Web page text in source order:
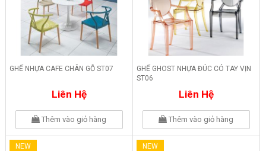
GHẾ NHỰA CAFE CHÂN GỖ ST07
Liên Hệ
Thêm vào giỏ hàng
GHẾ GHOST NHỰA ĐÚC CÓ TAY VỊN
ST06
Liên Hệ
Thêm vào giỏ hàng
NEW NEW